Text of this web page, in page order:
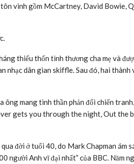
vinh gồm McCartney, David Bowie,
thiếu thốn tình thương cha mẹ và
nhạc dân gian skiffle. Sau đó, hai thành
mang tinh thần phản đối chiến
gets you through the night, Out the
đời ở tuổi 40, do Mark Chapman ám
người Anh vĩ đại nhất” của BBC. Năm